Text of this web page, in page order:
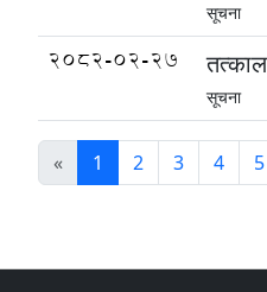
सूचना
2082-02-27
सूचना
« 1 2 3 4 5